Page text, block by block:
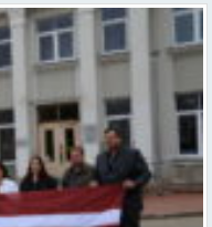
humānās palīdzības